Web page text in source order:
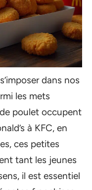
dans nos
les mets
poulet occupent
à KFC, en
ces petites
tant les jeunes
il est essentiel